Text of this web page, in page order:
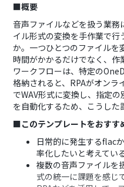
■概要
音声ファイルなどを扱う業務
イル形式の変換を手作業で
か。一つひとつのファイル
時間がかかるだけでなく、作
ワークフローは、特定の
格納されると、RPAがオン
でWAV形式に変換し、指定
を自動化するため、こうした
■このテンプレートをおすす
日常的に発生するflac
率化したいと考えてい
複数の音声ファイルを
式の統一に課題を感じ